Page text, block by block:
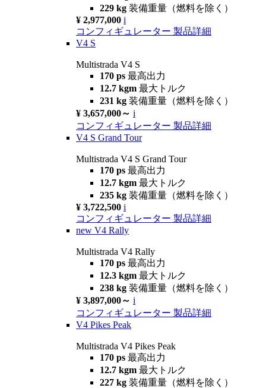
229 kg 装備重量（燃料を除く）
¥ 2,977,000 i
コンフィギュレーター 製品詳細
V4 S
Multistrada V4 S
170 ps 最高出力
12.7 kgm 最大トルク
231 kg 装備重量（燃料を除く）
¥ 3,657,000～ i
コンフィギュレーター 製品詳細
V4 S Grand Tour
Multistrada V4 S Grand Tour
170 ps 最高出力
12.7 kgm 最大トルク
235 kg 装備重量（燃料を除く）
¥ 3,722,500 i
コンフィギュレーター 製品詳細
new V4 Rally
Multistrada V4 Rally
170 ps 最高出力
12.3 kgm 最大トルク
238 kg 装備重量（燃料を除く）
¥ 3,897,000～ i
コンフィギュレーター 製品詳細
V4 Pikes Peak
Multistrada V4 Pikes Peak
170 ps 最高出力
12.7 kgm 最大トルク
227 kg 装備重量（燃料を除く）